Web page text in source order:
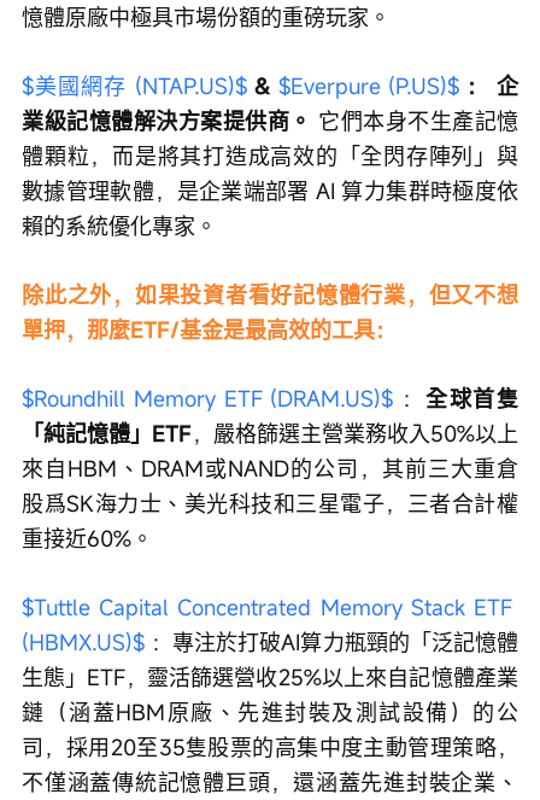
憶體原廠中極具市場份額的重磅玩家。
$美國網存 (NTAP.US)$ & $Everpure (P.US)$ ：
企
業級記憶體解決方案提供商。 它們本身不生產記憶
體顆粒，而是將其打造成高效的「全閃存陣列」與
數據管理軟體，是企業端部署 AI 算力集群時極度依
賴的系統優化專家。
除此之外，如果投資者看好記憶體行業，但又不想
單押，那麼ETF/基金是最高效的工具：
$Roundhill Memory ETF (DRAM.US)$ ： 全球首隻
「純記憶體」ETF，嚴格篩選主營業務收入50%以上
來自HBM、DRAM或NAND的公司，其前三大重倉
股爲SK海力士、美光科技和三星電子，三者合計權
重接近60%。
$Tuttle Capital Concentrated Memory Stack ETF
(HBMX.US)$ ：專注於打破AI算力瓶頸的「泛記憶體
生態」ETF，靈活篩選營收25%以上來自記憶體產業
鏈（涵蓋HBM原廠、先進封裝及測試設備）的公
司，採用20至35隻股票的高集中度主動管理策略，
不僅涵蓋傳統記憶體巨頭，還涵蓋先進封裝企業、